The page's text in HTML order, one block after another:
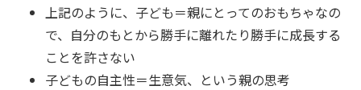
上記のように、子ども＝親にとってのおもちゃなの
で、自分のもとから勝手に離れたり勝手に成長する
ことを許さない
子どもの自主性＝生意気、という親の思考